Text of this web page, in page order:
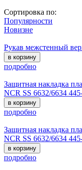
Сортировка по:
Популярности
Новизне
Рукав межстенный
в корзину
подробно
Защитная накладка
NCR SS 6632/6634
в корзину
подробно
Защитная накладка
NCR SS 6632/6634
в корзину
подробно